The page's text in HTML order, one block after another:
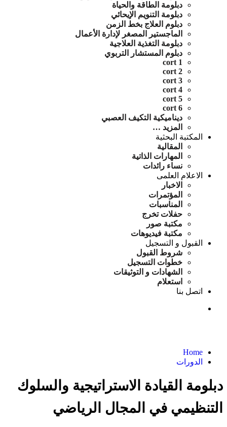
دبلومة الطاقة والحياة
دبلومة التنويم الإيحائي
دبلوم العلاج بخط الزمن
الماجستير المصغر لإدارة الأعمال
دبلومة التغذية العلاجية
دبلوم المستشار التربوي
cort 1
cort 2
cort 3
cort 4
cort 5
cort 6
ديناميكية التكيف العصبي
المزيد …
المكتبة البحثية
المقالية
المهارات الذاتية
نساء رائدات
الاعلام العلمى
الاخبار
المؤتمرات
المناسبات
حفلات تخرج
مكتبة صور
مكتبة فيديوهات
القبول و التسجيل
شروط القبول
خطوات التسجيل
الشهادات و التوثيقات
استعلام
اتصل بنا
Home
الدورات
دبلومة القيادة الاستراتيجية والسلوك
التنظيمي في المجال الرياضي